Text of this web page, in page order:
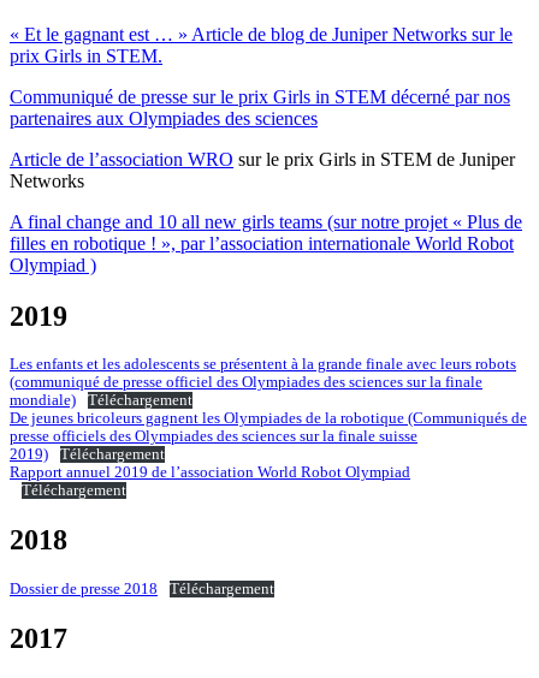
« Et le gagnant est … » Article de blog de Juniper Networks sur le
prix Girls in STEM.
Communiqué de presse sur le prix Girls in STEM décerné par nos
partenaires aux Olympiades des sciences
Article de l’association WRO sur le prix Girls in STEM de Juniper
Networks
A final change and 10 all new girls teams (sur notre projet « Plus de
filles en robotique ! », par l’association internationale World Robot
Olympiad )
2019
Les enfants et les adolescents se présentent à la grande finale avec leurs robots
(communiqué de presse officiel des Olympiades des sciences sur la finale
mondiale)
Téléchargement
De jeunes bricoleurs gagnent les Olympiades de la robotique (Communiqués de
presse officiels des Olympiades des sciences sur la finale suisse
2019)
Téléchargement
Rapport annuel 2019 de l’association World Robot Olympiad
Téléchargement
2018
Dossier de presse 2018 Téléchargement
2017